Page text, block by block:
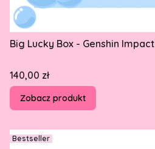
Big Lucky Box - Genshin Impact
Cena
140,00 zł
Zobacz produkt
Bestseller